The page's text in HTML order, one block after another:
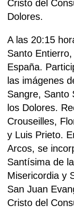
Cristo del
Dolores.
A las 20:15
Santo
España.
las imágenes
Sangre, Santo
los Dolores.
Crouseilles,
y Luis Prieto.
Arcos, se
Santísima de
Misericordia y
San Juan
Cristo del